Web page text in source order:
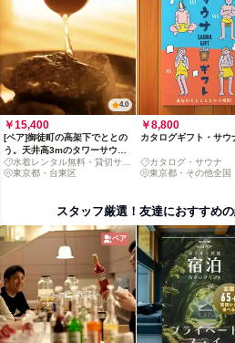
4.0
￥15,400
[ペア]御徒町の高架下でととの
う。天井高3mのタワーサウナ
体験水着レンタル無料・貸切サウ
ナ
東京都・台東区
￥8,800
カタログギフト・サウ
カタログ・サウナ
東京都・その他全国
スタッフ厳選！友達におすすめ
ペア